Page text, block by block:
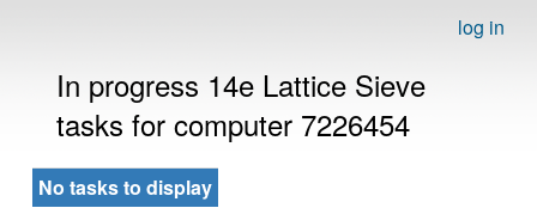
log in
In progress 14e Lattice Sieve
tasks for computer 7226454
No tasks to display